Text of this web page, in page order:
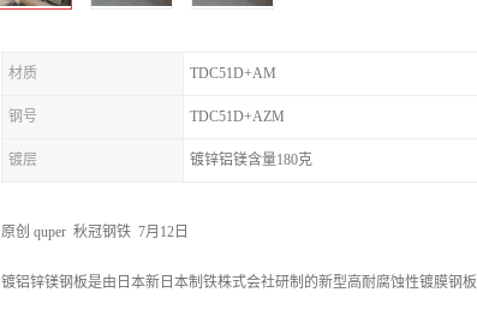
材质 TDC51D+AM
钢号 TDC51D+AZM
镀层 镀锌铝镁含量180克
原创 quper 秋冠钢铁 7月12日
镀铝锌镁钢板是由日本新日本制铁株式会社研制的新型高耐腐蚀性镀膜钢